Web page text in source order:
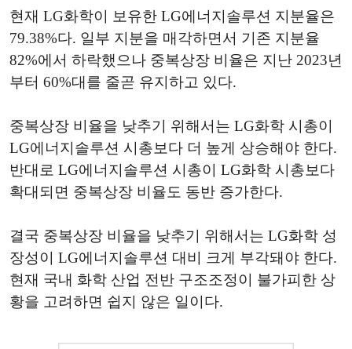
현재 LG화학이 보유한 LG에너지솔루션 지분율은
79.38%다. 일부 지분을 매각하면서 기존 지분율
82%에서 하락했으나 중복상장 비율은 지난 2023년
부터 60%대를 줄곧 유지하고 있다.
중복상장 비율을 낮추기 위해서는 LG화학 시총이
LG에너지솔루션 시총보다 더 높게 상승해야 한다.
반대로 LG에너지솔루션 시총이 LG화학 시총보다
확대되면 중복상장 비율도 동반 증가한다.
결국 중복상장 비율을 낮추기 위해서는 LG화학 성
장성이 LG에너지솔루션 대비 크게 부각돼야 한다.
현재 국내 화학 산업 전반 구조조정이 불가피한 상
황을 고려하면 쉽지 않은 일이다.